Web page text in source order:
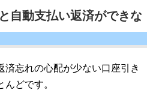
自動支払い返済ができな
済忘れの心配が少ない口座引き
どです。